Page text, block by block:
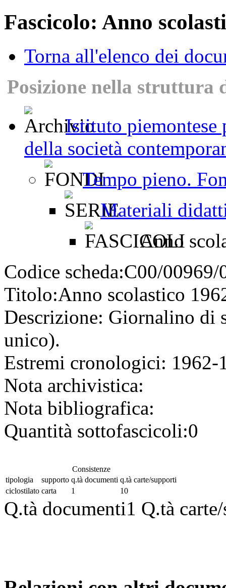
Fascicolo: Anno
Torna all'elenco dei
Posizione nella struttura
Istituto piemontese
della società
Tempo pieno.
Materiali
Anno
Codice scheda:C00/00969/
Titolo:Anno scolastico
Descrizione: Giornalino di
unico).
Estremi cronologici: 1962-
Nota archivistica:
Nota bibliografica:
Quantità sottofascicoli:0
Consistenze
tipologia
supporto q.tà documenti q.tà carte/supporti
ciclostilato carta 1 10
Q.tà documenti1 Q.tà